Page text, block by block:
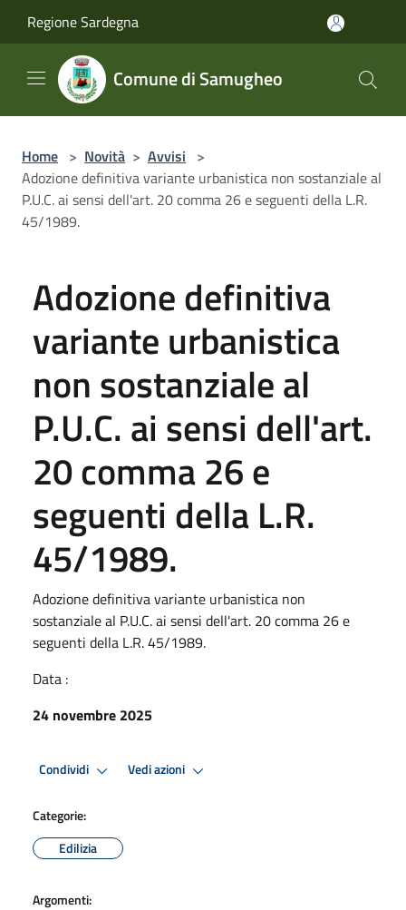
Regione Sardegna
Comune di Samugheo
Home > Novità > Avvisi >
Adozione definitiva variante urbanistica non sostanziale al
P.U.C. ai sensi dell'art. 20 comma 26 e seguenti della L.R.
45/1989.
Adozione definitiva
variante urbanistica
non sostanziale al
P.U.C. ai sensi dell'art.
20 comma 26 e
seguenti della L.R.
45/1989.
Adozione definitiva variante urbanistica non
sostanziale al P.U.C. ai sensi dell'art. 20 comma 26 e
seguenti della L.R. 45/1989.
Data :
24 novembre 2025
Condividi Vedi azioni
Categorie:
Edilizia
Argomenti: